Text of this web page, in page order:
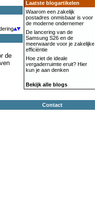
de
Laatste blogartikelen
Waarom een zakelijk
postadres onmisbaar is voor
de moderne ondernemer
De lancering van de
Samsung S26 en de
meerwaarde voor je zakelijke
efficiëntie
Hoe ziet de ideale
vergaderruimte eruit? Hier
kun je aan denken
Bekijk alle blogs
Contact